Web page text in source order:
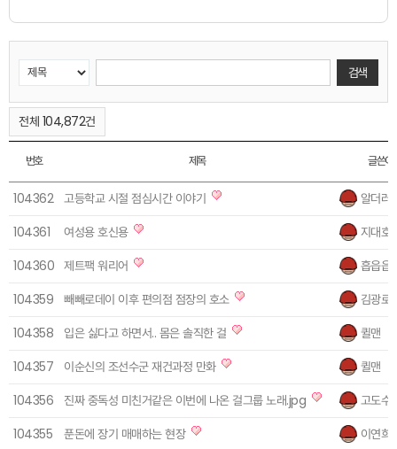
전체 104,872건
번호 제목 글쓴이
104362 고등학교 시절 점심시간 이야기
알더러
104361
여성용 호신용
지대호
104360 제트팩 워리어
흡읍읍
104359 빼빼로데이 이후 편의점 점장의 호소
김광로
104358 입은 싫다고 하면서.. 몸은 솔직한 걸
퀼맨
104357
이순신의 조선수군 재건과정 만화
퀼맨
104356
진짜 중독성 미친거같은 이번에 나온 걸그룹 노래.jpg
고도수
104355
푼돈에 장기 매매하는 현장
이연희